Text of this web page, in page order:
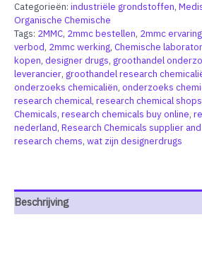
Categorieën: industriële grondstoffen,
Organische Chemische
Tags: 2MMC, 2mmc bestellen, 2mmc ervaring
verbod, 2mmc werking, Chemische
kopen, designer drugs, groothandel
leverancier, groothandel research
onderzoeks chemicaliën, onderzoeks
research chemical, research chemical shops
Chemicals, research chemicals buy online,
nederland, Research Chemicals supplier
research chems, wat zijn designerdrugs
Beschrijving